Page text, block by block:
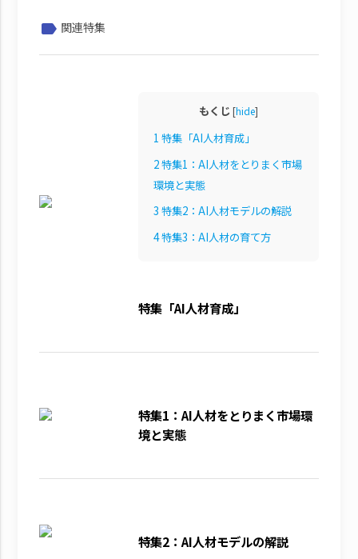
label 関連特集
もくじ [hide]
1 特集「AI人材育成」
2特集1：AI人材をとりまく市場
環境と実態
3 特集2：AI人材モデルの解説
4特集3：AI人材の育て方
特集「AI人材育成」
特集1：AI人材をとりまく市場環
境と実態
特集2：AI人材モデルの解説